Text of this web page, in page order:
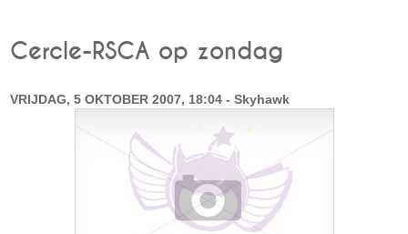
Cercle-RSCA op zondag
VRIJDAG, 5 OKTOBER 2007, 18:04 - Skyhawk